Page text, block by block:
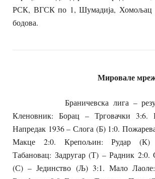
РСК, ВГСК по 1, Шумадија, Хомољац
бодова.
Мировале
Браничевска лига –
Кленовник: Борац – Трговачки 3:6.
Напредак 1936 – Слога (Б) 1:0.
Макце 2:0. Крепољин: Рудар (К)
Табановац: Задругар (Т) – Радник 2:0.
(С) – Јединство (Љ) 3:1. Мало